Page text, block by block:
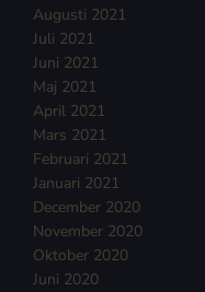
Augusti 2021
Juli 2021
Juni 2021
Maj 2021
April 2021
Mars 2021
Februari 2021
Januari 2021
December 2020
November 2020
Oktober 2020
Juni 2020